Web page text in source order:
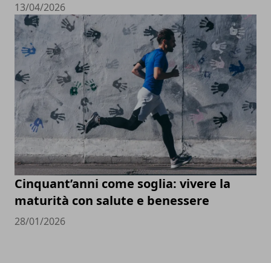
13/04/2026
Cinquant’anni come soglia: vivere la
maturità con salute e benessere
28/01/2026